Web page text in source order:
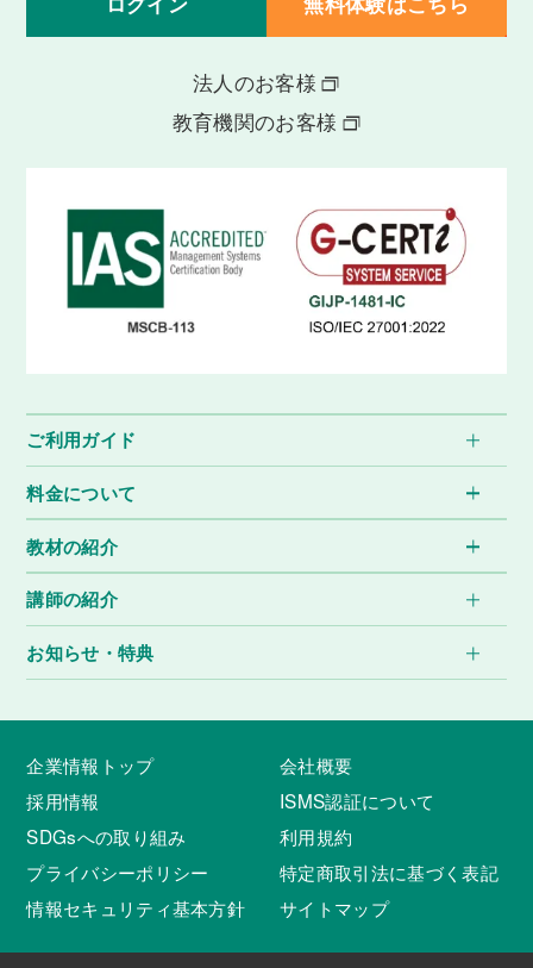
法人のお客様
教育機関のお客様
ご利用ガイド
料金について
教材の紹介
講師の紹介
お知らせ・特典
企業情報トップ
会社概要
採用情報
ISMS認証について
SDGsへの取り組み
利用規約
プライバシーポリシー
特定商取引法に基づく表記
情報セキュリティ基本方針
サイトマップ